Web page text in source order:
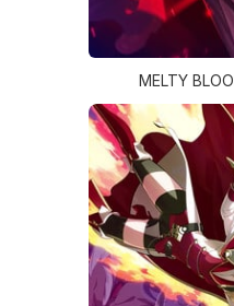
MELTY